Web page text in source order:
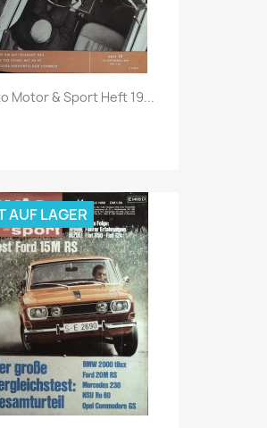
Vorschau
Motor & Sport Heft 19...
AUF LAGER